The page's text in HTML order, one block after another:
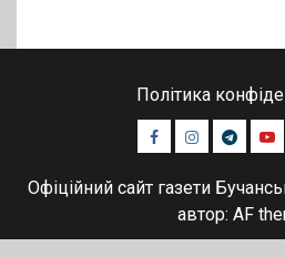
Політика
Facebook
Instagram
Telegram
Офіційний сайт газети
автор: AF